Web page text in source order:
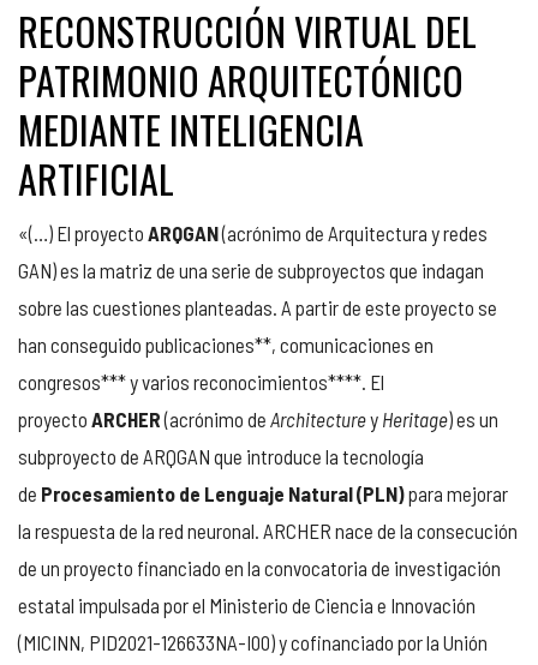
RECONSTRUCCIÓN VIRTUAL DEL
PATRIMONIO ARQUITECTÓNICO
MEDIANTE INTELIGENCIA
ARTIFICIAL
«(…) El proyecto ARQGAN(acrónimo de Arquitectura y redes
GAN) es la matriz de una serie de subproyectos que indagan
sobre las cuestiones planteadas. A partir de este proyecto se
han conseguido publicaciones**, comunicaciones en
congresos*** y varios reconocimientos****. El
proyecto ARCHER(acrónimo de Architecturey Heritage) es un
subproyecto de ARQGAN que introduce la tecnología
de Procesamiento de Lenguaje Natural (PLN)para mejorar
la respuesta de la red neuronal. ARCHER nace de la consecución
de un proyecto financiado en la convocatoria de investigación
estatal impulsada por el Ministerio de Ciencia e Innovación
(MICINN, PID2021-126633NA-I00) y cofinanciado por la Unión